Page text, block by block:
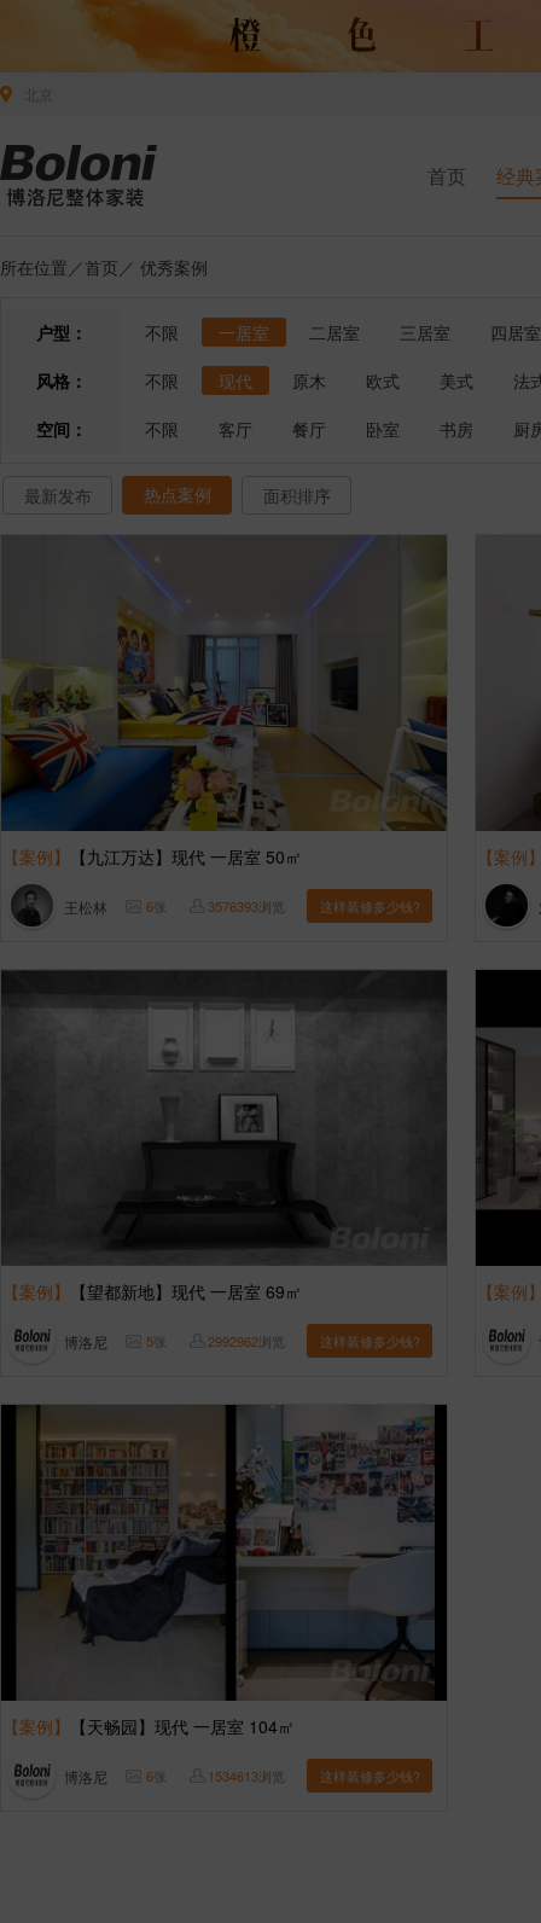
首页 经典
所在位置／首页 ／ 优秀案例
户型： 不限 一居室 二居室 三居室
四居室
风格：
不限 现代 原木 欧式 美式
法
空间：
不限 客厅 餐厅 卧室 书房 厨
最新发布 热点案例 面积排序
【案例】 【九江万达】现代 一居室 50㎡
王松林 6张 3576393浏览 这样装修多少钱?
【案例
【案例】 【望都新地】现代 一居室 69㎡
博洛尼 5张 2992962浏览 这样装修多少钱?
【案例
【案例】 【天畅园】现代 一居室 104㎡
博洛尼 6张 1534613浏览 这样装修多少钱?